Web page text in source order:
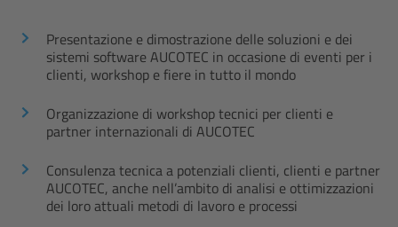
Presentazione e dimostrazione delle soluzioni e dei
sistemi software AUCOTEC in occasione di eventi per i
clienti, workshop e fiere in tutto il mondo
Organizzazione di workshop tecnici per clienti e
partner internazionali di AUCOTEC
Consulenza tecnica a potenziali clienti, clienti e partner
AUCOTEC, anche nell’ambito di analisi e ottimizzazioni
dei loro attuali metodi di lavoro e processi